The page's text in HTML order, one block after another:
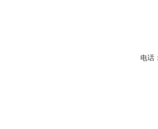
电话